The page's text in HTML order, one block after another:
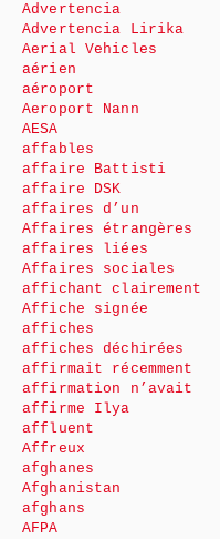
Advertencia
Advertencia Lirika
Aerial Vehicles
aérien
aéroport
Aeroport Nann
AESA
affables
affaire Battisti
affaire DSK
affaires d’un
Affaires étrangères
affaires liées
Affaires sociales
affichant clairement
Affiche signée
affiches
affiches déchirées
affirmait récemment
affirmation n’avait
affirme Ilya
affluent
Affreux
afghanes
Afghanistan
afghans
AFPA